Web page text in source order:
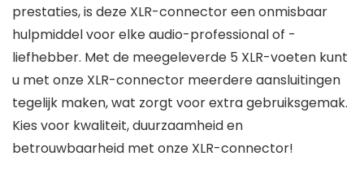
prestaties, is deze XLR-connector een onmisbaar
hulpmiddel voor elke audio-professional of -
liefhebber. Met de meegeleverde 5 XLR-voeten kunt
u met onze XLR-connector meerdere aansluitingen
tegelijk maken, wat zorgt voor extra gebruiksgemak.
Kies voor kwaliteit, duurzaamheid en
betrouwbaarheid met onze XLR-connector!